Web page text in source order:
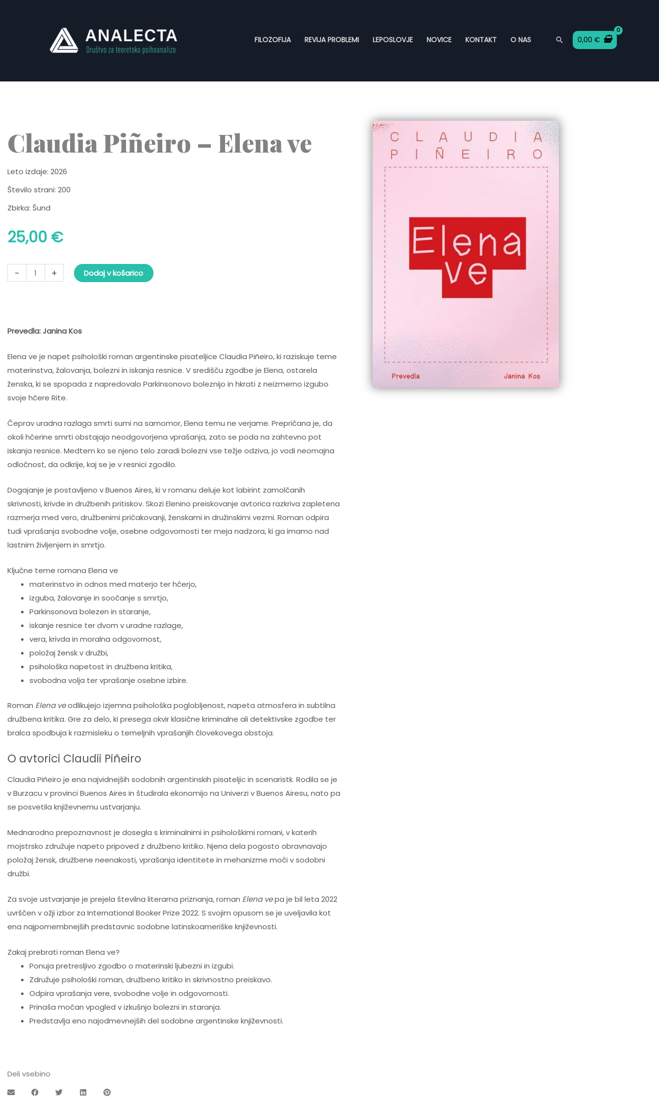
FILOZOFIJA REVIJA PROBLEMI LEPOSLOVJE NOVICE KONTAKT O NAS SEARCH
0,00 €
Claudia Piñeiro – Elena ve
Leto izdaje: 2026
Število strani: 200
Zbirka: Šund
25,00 €
-
Piñeiro
količina
+ Dodaj v košarico
Prevedla: Janina Kos
Elena ve je napet psihološki roman argentinske pisateljice Claudia Piñeiro, ki raziskuje teme
materinstva, žalovanja, bolezni in iskanja resnice. V središču zgodbe je Elena, ostarela
ženska, ki se spopada z napredovalo Parkinsonovo boleznijo in hkrati z neizmerno izgubo
svoje hčere Rite.
Čeprav uradna razlaga smrti sumi na samomor, Elena temu ne verjame. Prepričana je, da
okoli hčerine smrti obstajajo neodgovorjena vprašanja, zato se poda na zahtevno pot
iskanja resnice. Medtem ko se njeno telo zaradi bolezni vse težje odziva, jo vodi neomajna
odločnost, da odkrije, kaj se je v resnici zgodilo.
Dogajanje je postavljeno v Buenos Aires, ki v romanu deluje kot labirint zamolčanih
skrivnosti, krivde in družbenih pritiskov. Skozi Elenino preiskovanje avtorica razkriva zapletena
razmerja med vero, družbenimi pričakovanji, ženskami in družinskimi vezmi. Roman odpira
tudi vprašanja svobodne volje, osebne odgovornosti ter meja nadzora, ki ga imamo nad
lastnim življenjem in smrtjo.
Ključne teme romana Elena ve
materinstvo in odnos med materjo ter hčerjo,
izguba, žalovanje in soočanje s smrtjo,
Parkinsonova bolezen in staranje,
iskanje resnice ter dvom v uradne razlage,
vera, krivda in moralna odgovornost,
položaj žensk v družbi,
psihološka napetost in družbena kritika,
svobodna volja ter vprašanje osebne izbire.
Roman Elena veodlikujejo izjemna psihološka poglobljenost, napeta atmosfera in subtilna
družbena kritika. Gre za delo, ki presega okvir klasične kriminalne ali detektivske zgodbe ter
bralca spodbuja k razmisleku o temeljnih vprašanjih človekovega obstoja.
O avtorici Claudii Piñeiro
Claudia Piñeiro je ena najvidnejših sodobnih argentinskih pisateljic in scenaristk. Rodila se je
v Burzacu v provinci Buenos Aires in študirala ekonomijo na Univerzi v Buenos Airesu, nato pa
se posvetila književnemu ustvarjanju.
Mednarodno prepoznavnost je dosegla s kriminalnimi in psihološkimi romani, v katerih
mojstrsko združuje napeto pripoved z družbeno kritiko. Njena dela pogosto obravnavajo
položaj žensk, družbene neenakosti, vprašanja identitete in mehanizme moči v sodobni
družbi.
Za svoje ustvarjanje je prejela številna literarna priznanja, roman Elena vepa je bil leta 2022
uvrščen v ožji izbor za International Booker Prize 2022. S svojim opusom se je uveljavila kot
ena najpomembnejših predstavnic sodobne latinskoameriške književnosti.
Zakaj prebrati roman Elena ve?
Ponuja pretresljivo zgodbo o materinski ljubezni in izgubi.
Združuje psihološki roman, družbeno kritiko in skrivnostno preiskavo.
Odpira vprašanja vere, svobodne volje in odgovornosti.
Prinaša močan vpogled v izkušnjo bolezni in staranja.
Predstavlja eno najodmevnejših del sodobne argentinske književnosti.
Deli vsebino